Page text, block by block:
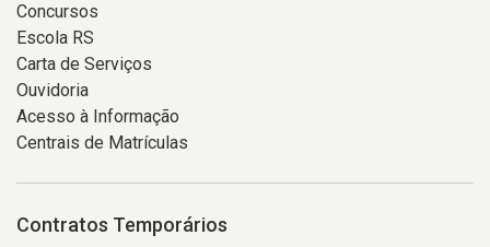
Concursos
Escola RS
Carta de Serviços
Ouvidoria
Acesso à Informação
Centrais de Matrículas
Contratos Temporários